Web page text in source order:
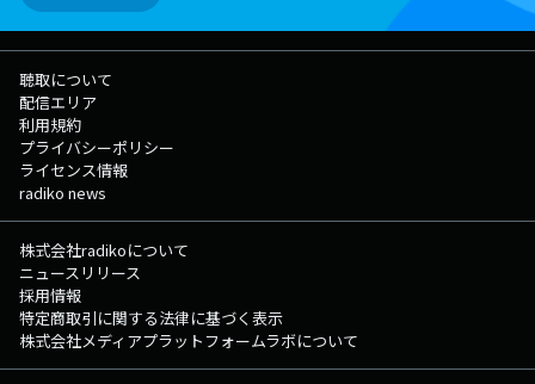
聴取について
配信エリア
利用規約
プライバシーポリシー
ライセンス情報
radiko news
株式会社radikoについて
ニュースリリース
採用情報
特定商取引に関する法律に基づく表示
株式会社メディアプラットフォームラボについて